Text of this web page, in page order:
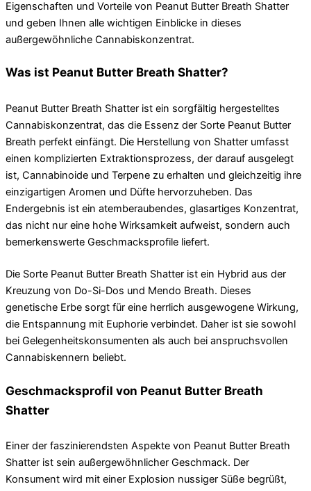
Eigenschaften und Vorteile von Peanut Butter Breath Shatter
und geben Ihnen alle wichtigen Einblicke in dieses
außergewöhnliche Cannabiskonzentrat.
Was ist Peanut Butter Breath Shatter?
Peanut Butter Breath Shatter ist ein sorgfältig hergestelltes
Cannabiskonzentrat, das die Essenz der Sorte Peanut Butter
Breath perfekt einfängt. Die Herstellung von Shatter umfasst
einen komplizierten Extraktionsprozess, der darauf ausgelegt
ist, Cannabinoide und Terpene zu erhalten und gleichzeitig ihre
einzigartigen Aromen und Düfte hervorzuheben. Das
Endergebnis ist ein atemberaubendes, glasartiges Konzentrat,
das nicht nur eine hohe Wirksamkeit aufweist, sondern auch
bemerkenswerte Geschmacksprofile liefert.
Die Sorte Peanut Butter Breath Shatter ist ein Hybrid aus der
Kreuzung von Do-Si-Dos und Mendo Breath. Dieses
genetische Erbe sorgt für eine herrlich ausgewogene Wirkung,
die Entspannung mit Euphorie verbindet. Daher ist sie sowohl
bei Gelegenheitskonsumenten als auch bei anspruchsvollen
Cannabiskennern beliebt.
Geschmacksprofil von Peanut Butter Breath
Shatter
Einer der faszinierendsten Aspekte von Peanut Butter Breath
Shatter ist sein außergewöhnlicher Geschmack. Der
Konsument wird mit einer Explosion nussiger Süße begrüßt,